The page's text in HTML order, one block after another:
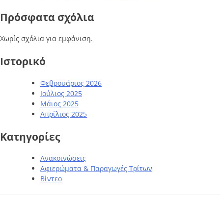
Πρόσφατα σχόλια
Χωρίς σχόλια για εμφάνιση.
Ιστορικό
Φεβρουάριος 2026
Ιούλιος 2025
Μάιος 2025
Απρίλιος 2025
Kατηγορίες
Ανακοινώσεις
Αφιερώματα & Παραγωγές Τρίτων
Βίντεο